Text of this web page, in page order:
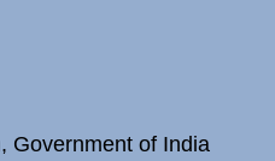
Government of India